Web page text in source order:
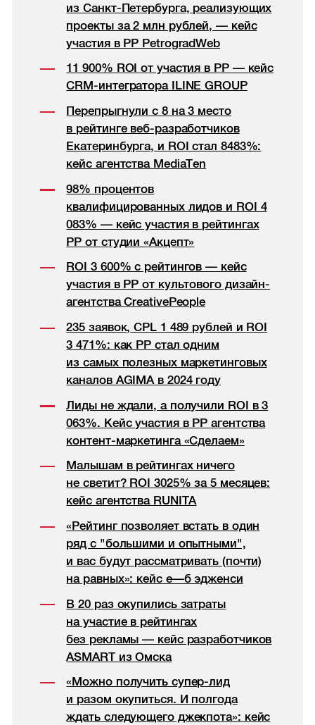
из Санкт-Петербурга, реализующих
проекты за 2 млн рублей, — кейс
участия в РР PetrogradWeb
11 900% ROI от участия в РР — кейс
CRM-интегратора ILINE GROUP
Перепрыгнули с 8 на 3 место
в рейтинге веб-разработчиков
Екатеринбурга, и ROI стал 8483%:
кейс агентства MediaTen
98% процентов
квалифицированных лидов и ROI 4
083% — кейс участия в рейтингах
РР от студии «Акцепт»
ROI 3 600% с рейтингов — кейс
участия в РР от культового дизайн-
агентства CreativePeople
235 заявок, CPL 1 489 рублей и ROI
3 471%: как РР стал одним
из самых полезных маркетинговых
каналов AGIMA в 2024 году
Лиды не ждали, а получили ROI в 3
063%. Кейс участия в РР агентства
контент-маркетинга «Сделаем»
Малышам в рейтингах ничего
не светит? ROI 3025% за 5 месяцев:
кейс агентства RUNITA
«Рейтинг позволяет встать в один
ряд с "большими и опытными",
и вас будут рассматривать (почти)
на равных»: кейс е—б эдженси
В 20 раз окупились затраты
на участие в рейтингах
без рекламы — кейс разработчиков
ASMART из Омска
«Можно получить супер-лид
и разом окупиться. И полгода
ждать следующего джекпота»: кейс